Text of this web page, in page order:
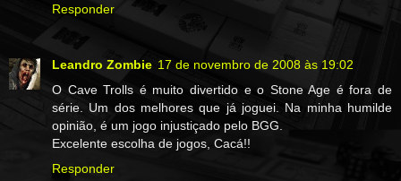
Responder
Leandro Zombie 17 de novembro de 2008 às 19:02
O Cave Trolls é muito divertido e o Stone Age é fora de
série. Um dos melhores que já joguei. Na minha humilde
opinião, é um jogo injustiçado pelo BGG.
Excelente escolha de jogos, Cacá!!
Responder